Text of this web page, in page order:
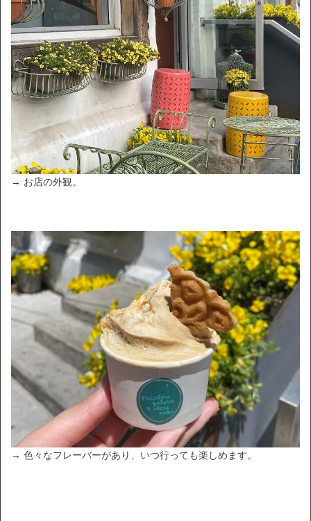
→ お店の外観。
→ 色々なフレーバーがあり、いつ行っても楽しめます。